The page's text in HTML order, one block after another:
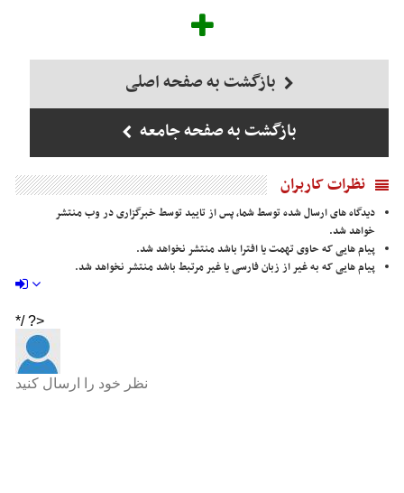
بازگشت به صفحه اصلی
بازگشت به صفحه جامعه
نظرات کاربران
دیدگاه های ارسال شده توسط شما، پس از تایید توسط خبرگزاری در وب منتشر
خواهد شد.
پیام هایی که حاوی تهمت یا افترا باشد منتشر نخواهد شد.
پیام هایی که به غیر از زبان فارسی یا غیر مرتبط باشد منتشر نخواهد شد.